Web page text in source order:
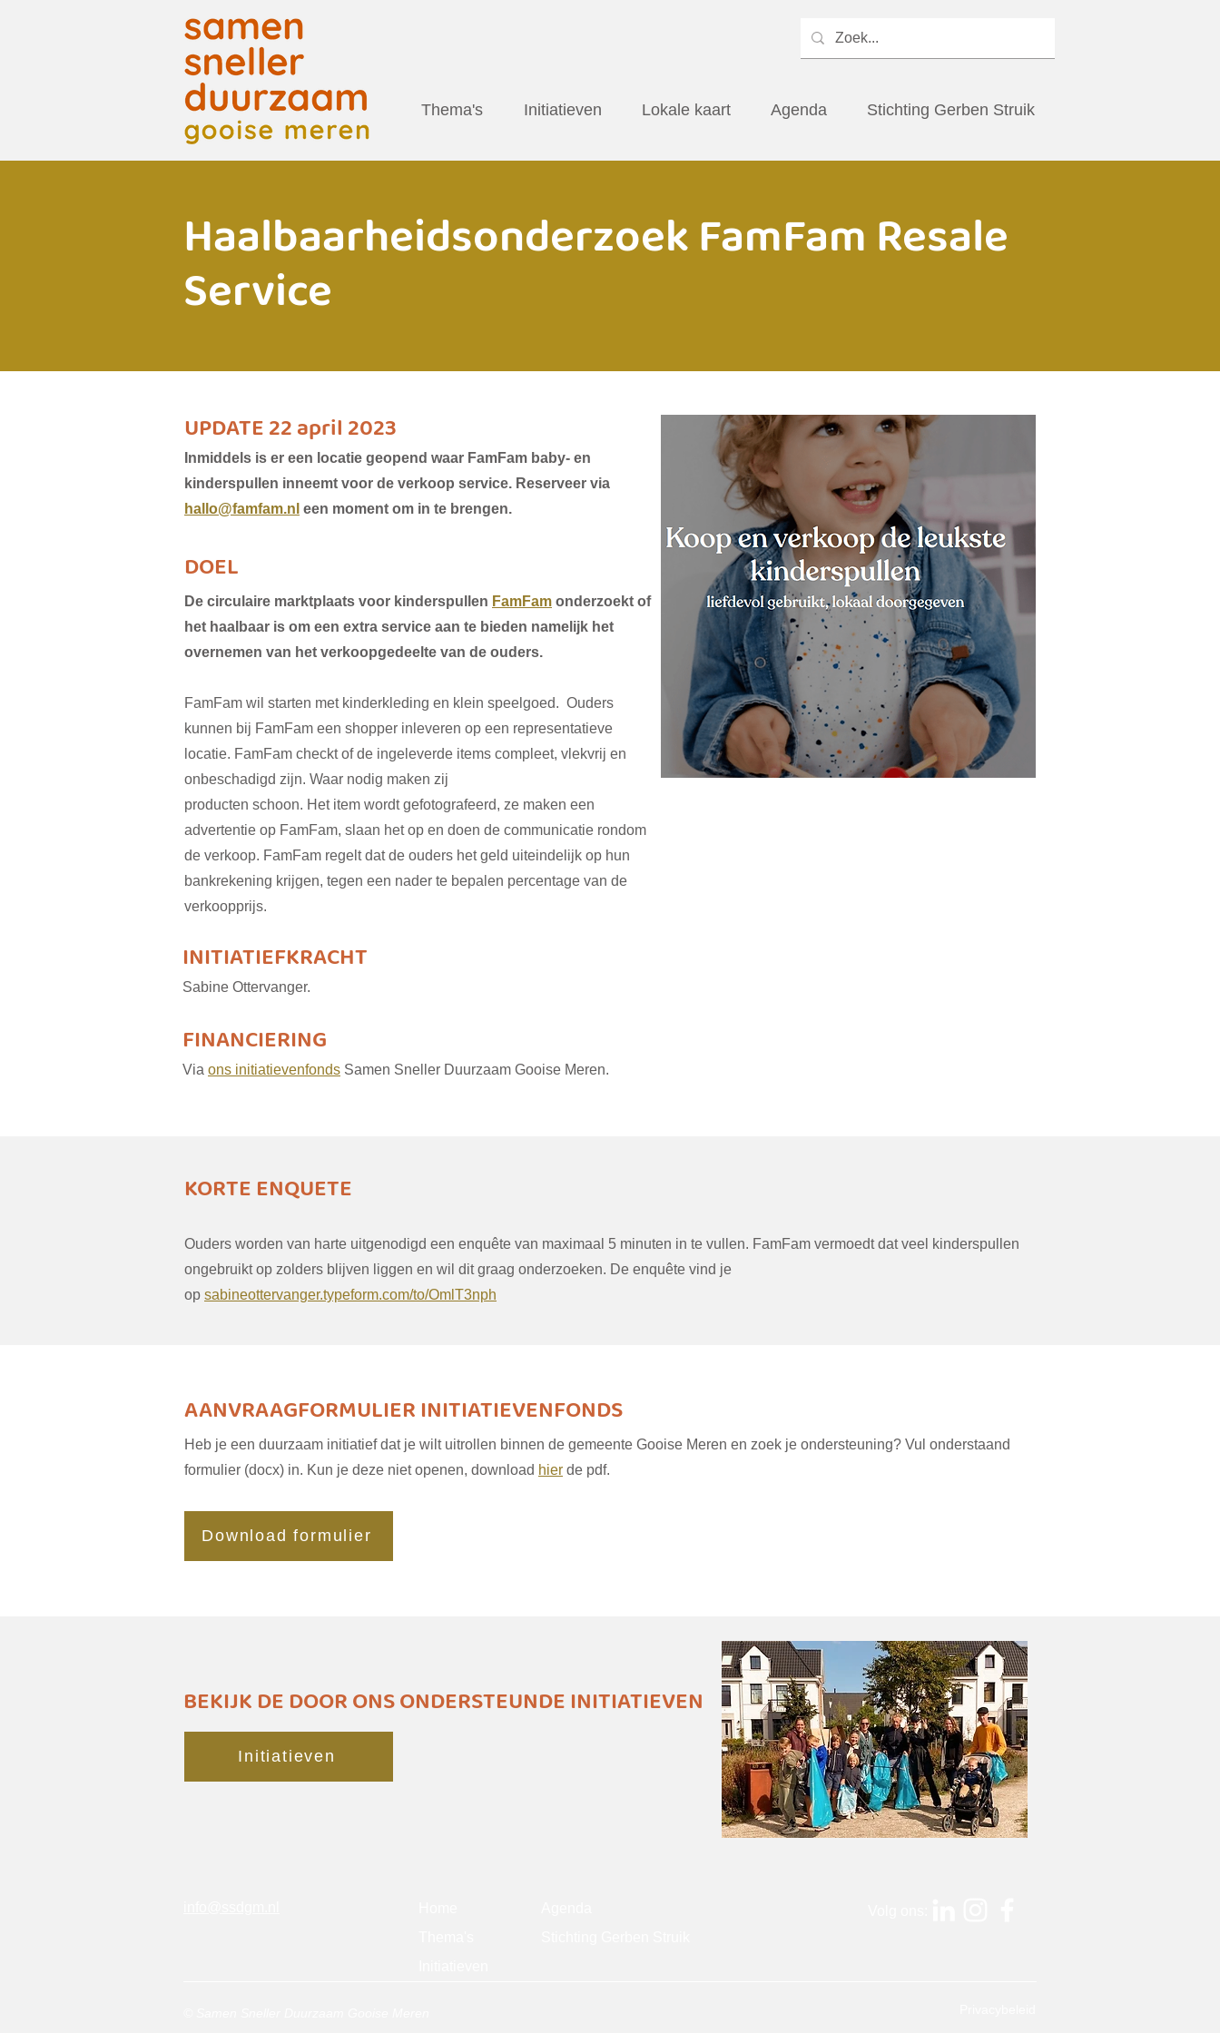
Thema's Initiatieven Lokale kaart Agenda Stichting Gerben Struik
Haalbaarheidsonderzoek FamFam Resale
Service
UPDATE 22 april 2023
Inmiddels is er een locatie geopend waar FamFam baby- en
kinderspullen inneemt voor de verkoop service. Reserveer via
hallo@famfam.nl een moment om in te brengen.
DOEL
De circulaire marktplaats voor kinderspullen FamFam onderzoekt of
het haalbaar is om een extra service aan te bieden namelijk het
overnemen van het verkoopgedeelte van de ouders.
FamFam wil starten met kinderkleding en klein speelgoed. Ouders
kunnen bij FamFam een shopper inleveren op een representatieve
locatie. FamFam checkt of de ingeleverde items compleet, vlekvrij en
onbeschadigd zijn. Waar nodig maken zij
producten schoon. Het item wordt gefotografeerd, ze maken een
advertentie op FamFam, slaan het op en doen de communicatie rondom
de verkoop. FamFam regelt dat de ouders het geld uiteindelijk op hun
bankrekening krijgen, tegen een nader te bepalen percentage van de
verkoopprijs.
INITIATIEFKRACHT
Sabine Ottervanger.
FINANCIERING
Via ons initiatievenfonds Samen Sneller Duurzaam Gooise Meren.
KORTE ENQUETE
Ouders worden van harte uitgenodigd een enquête van maximaal 5 minuten in te vullen. FamFam vermoedt dat veel kinderspullen
ongebruikt op zolders blijven liggen en wil dit graag onderzoeken. De enquête vind je
op sabineottervanger.typeform.com/to/OmlT3nph
AANVRAAGFORMULIER INITIATIEVENFONDS
Heb je een duurzaam initiatief dat je wilt uitrollen binnen de gemeente Gooise Meren en zoek je ondersteuning? Vul onderstaand
formulier (docx) in. Kun je deze niet openen, download hier de pdf.
Download formulier
BEKIJK DE DOOR ONS ONDERSTEUNDE INITIATIEVEN
Initiatieven